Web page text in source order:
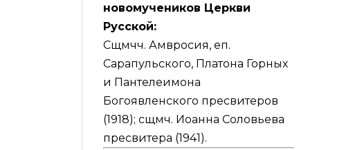
новомучеников Церкви
Русской:
Сщмчч. Амвросия, еп.
Сарапульского, Платона Горных
и Пантелеимона
Богоявленского пресвитеров
(1918); сщмч. Иоанна Соловьева
пресвитера (1941).